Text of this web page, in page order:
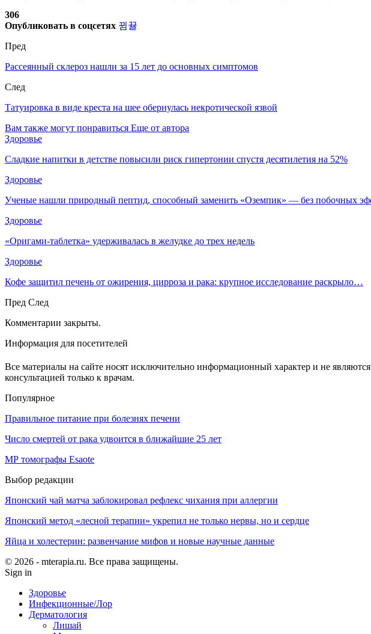
306
Опубликовать в соцсетях
Пред
Рассеянный склероз нашли за 15 лет до основных симптомов
След
Татуировка в виде креста на шее обернулась некротической язвой
Вам также могут понравиться Еще от автора
Здоровье
Сладкие напитки в детстве повысили риск гипертонии спустя десятилетия на 52%
Здоровье
Ученые нашли природный пептид, способный заменить «Оземпик» — без побочных
Здоровье
«Оригами-таблетка» удерживалась в желудке до трех недель
Здоровье
Кофе защитил печень от ожирения, цирроза и рака: крупное исследование раскрыло…
Пред След
Комментарии закрыты.
Информация для посетителей
Все материалы на сайте носят исключительно информационный характер и не
консультацией только к врачам.
Популярное
Правильное питание при болезнях печени
Число смертей от рака удвоится в ближайшие 25 лет
МР томографы Esaote
Выбор редакции
Японский чай матча заблокировал рефлекс чихания при аллергии
Японский метод «лесной терапии» укрепил не только нервы, но и сердце
Яйца и холестерин: развенчание мифов и новые научные данные
© 2026 - mterapia.ru. Все права защищены.
Sign in
Здоровье
Инфекционные/Лор
Дерматология
Лишай